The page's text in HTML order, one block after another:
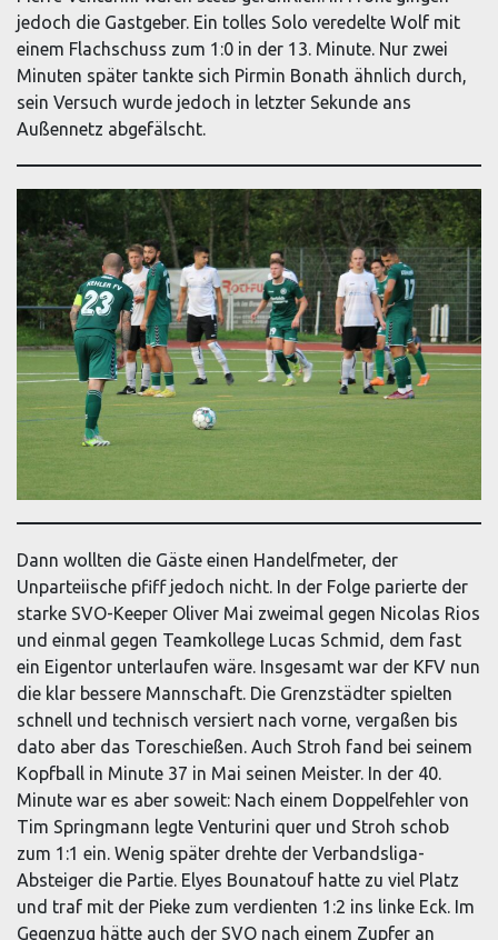
jedoch die Gastgeber. Ein tolles Solo veredelte Wolf mit
einem Flachschuss zum 1:0 in der 13. Minute. Nur zwei
Minuten später tankte sich Pirmin Bonath ähnlich durch,
sein Versuch wurde jedoch in letzter Sekunde ans
Außennetz abgefälscht.
Dann wollten die Gäste einen Handelfmeter, der
Unparteiische pfiff jedoch nicht. In der Folge parierte der
starke SVO-Keeper Oliver Mai zweimal gegen Nicolas Rios
und einmal gegen Teamkollege Lucas Schmid, dem fast
ein Eigentor unterlaufen wäre. Insgesamt war der KFV nun
die klar bessere Mannschaft. Die Grenzstädter spielten
schnell und technisch versiert nach vorne, vergaßen bis
dato aber das Toreschießen. Auch Stroh fand bei seinem
Kopfball in Minute 37 in Mai seinen Meister. In der 40.
Minute war es aber soweit: Nach einem Doppelfehler von
Tim Springmann legte Venturini quer und Stroh schob
zum 1:1 ein. Wenig später drehte der Verbandsliga-
Absteiger die Partie. Elyes Bounatouf hatte zu viel Platz
und traf mit der Pieke zum verdienten 1:2 ins linke Eck. Im
Gegenzug hätte auch der SVO nach einem Zupfer an